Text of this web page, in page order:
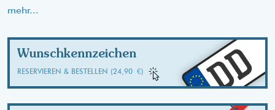
mehr...
Wunschkennzeichen
RESERVIEREN & BESTELLEN (24,90 €) DD